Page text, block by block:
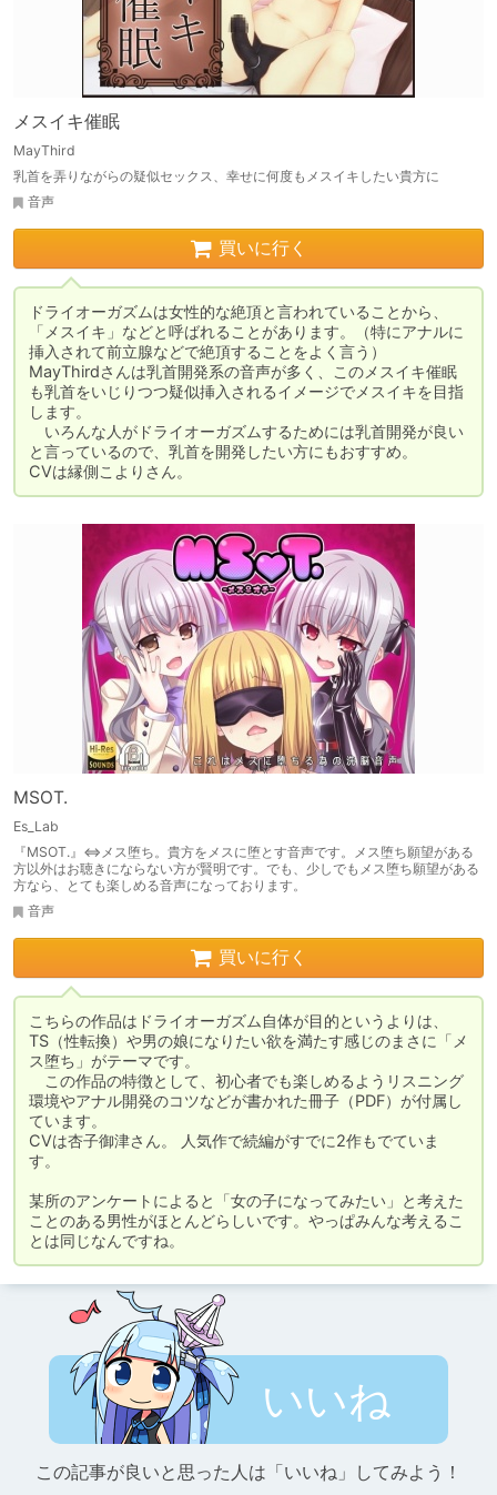
メスイキ催眠
MayThird
乳首を弄りながらの疑似セックス、幸せに何度もメスイキしたい貴方に
音声
買いに行く
ドライオーガズムは女性的な絶頂と言われていることから、
「メスイキ」などと呼ばれることがあります。（特にアナルに
挿入されて前立腺などで絶頂することをよく言う）
MayThirdさんは乳首開発系の音声が多く、このメスイキ催眠
も乳首をいじりつつ疑似挿入されるイメージでメスイキを目指
します。
いろんな人がドライオーガズムするためには乳首開発が良い
と言っているので、乳首を開発したい方にもおすすめ。
CVは縁側こよりさん。
MSOT.
Es_Lab
『MSOT.』⇔メス堕ち。貴方をメスに堕とす音声です。メス堕ち願望がある
方以外はお聴きにならない方が賢明です。でも、少しでもメス堕ち願望がある
方なら、とても楽しめる音声になっております。
音声
買いに行く
こちらの作品はドライオーガズム自体が目的というよりは、
TS（性転換）や男の娘になりたい欲を満たす感じのまさに「メ
ス堕ち」がテーマです。
この作品の特徴として、初心者でも楽しめるようリスニング
環境やアナル開発のコツなどが書かれた冊子（PDF）が付属し
ています。
CVは杏子御津さん。 人気作で続編がすでに2作もでていま
す。
某所のアンケートによると「女の子になってみたい」と考えた
ことのある男性がほとんどらしいです。やっぱみんな考えるこ
とは同じなんですね。
いいね
この記事が良いと思った人は「いいね」してみよう！